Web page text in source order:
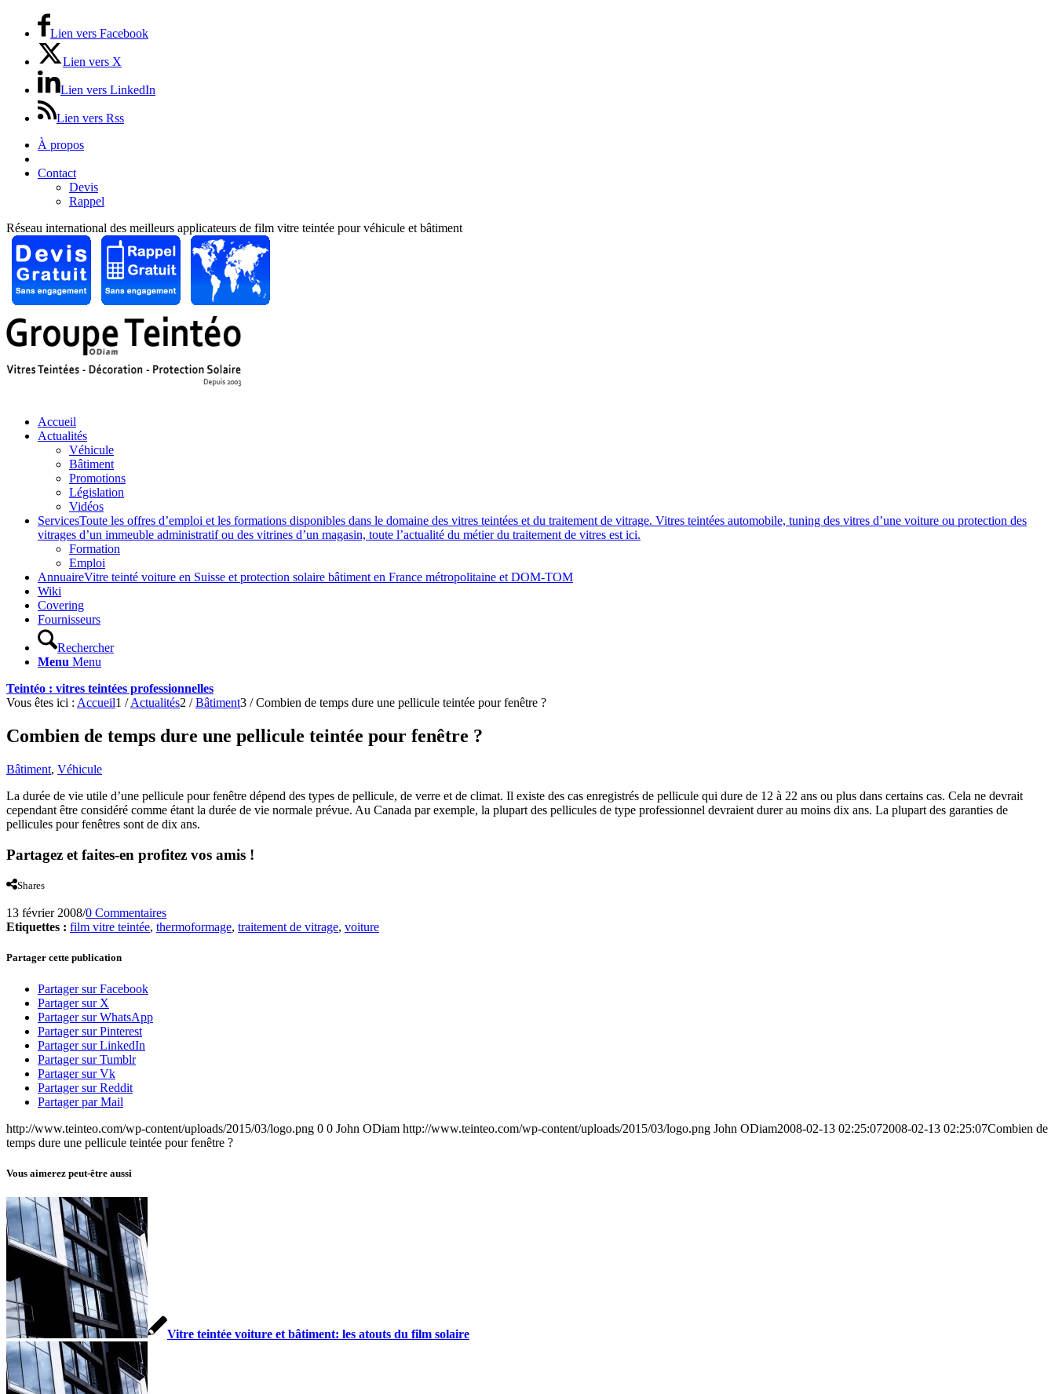
Lien vers Facebook
Lien vers X
Lien vers LinkedIn
Lien vers Rss
À propos
Contact
Devis
Rappel
Réseau international des meilleurs applicateurs de film vitre teintée pour véhicule et bâtiment
Accueil
Actualités
Véhicule
Bâtiment
Promotions
Législation
Vidéos
ServicesToute les offres d’emploi et les formations disponibles dans le domaine des vitres teintées et du traitement de vitrage. Vitres teintées automobile, tuning des vitres d’une voiture ou protection des
vitrages d’un immeuble administratif ou des vitrines d’un magasin, toute l’actualité du métier du traitement de vitres est ici.
Formation
Emploi
AnnuaireVitre teinté voiture en Suisse et protection solaire bâtiment en France métropolitaine et DOM-TOM
Wiki
Covering
Fournisseurs
Rechercher
Menu Menu
Teintéo : vitres teintées professionnelles
Vous êtes ici : Accueil1 / Actualités2 / Bâtiment3 / Combien de temps dure une pellicule teintée pour fenêtre ?
Combien de temps dure une pellicule teintée pour fenêtre ?
Bâtiment, Véhicule
La durée de vie utile d’une pellicule pour fenêtre dépend des types de pellicule, de verre et de climat. Il existe des cas enregistrés de pellicule qui dure de 12 à 22 ans ou plus dans certains cas. Cela ne devrait
cependant être considéré comme étant la durée de vie normale prévue. Au Canada par exemple, la plupart des pellicules de type professionnel devraient durer au moins dix ans. La plupart des garanties de
pellicules pour fenêtres sont de dix ans.
Partagez et faites-en profitez vos amis !
Shares
13 février 2008/0 Commentaires
Etiquettes : film vitre teintée, thermoformage, traitement de vitrage, voiture
Partager cette publication
Partager sur Facebook
Partager sur X
Partager sur WhatsApp
Partager sur Pinterest
Partager sur LinkedIn
Partager sur Tumblr
Partager sur Vk
Partager sur Reddit
Partager par Mail
http://www.teinteo.com/wp-content/uploads/2015/03/logo.png 0 0 John ODiam http://www.teinteo.com/wp-content/uploads/2015/03/logo.png John ODiam2008-02-13 02:25:072008-02-13 02:25:07Combien de
temps dure une pellicule teintée pour fenêtre ?
Vous aimerez peut-être aussi
Vitre teintée voiture et bâtiment: les atouts du film solaire